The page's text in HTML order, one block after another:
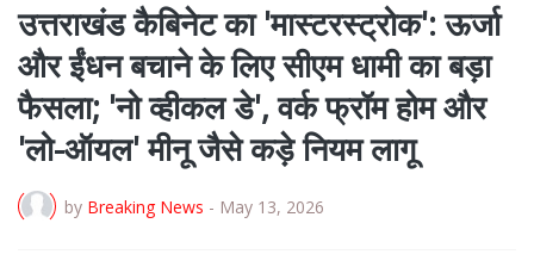
उत्तराखंड कैबिनेट का 'मास्टरस्ट्रोक': ऊर्जा
और ईंधन बचाने के लिए सीएम धामी का बड़ा
फैसला; 'नो व्हीकल डे', वर्क फ्रॉम होम और
'लो-ऑयल' मीनू जैसे कड़े नियम लागू
by Breaking News - May 13, 2026